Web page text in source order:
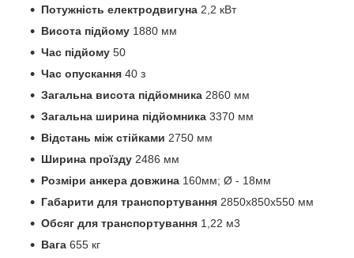
Потужність електродвигуна 2,2 кВт
Висота підйому 1880 мм
Час підйому 50
Час опускання 40 з
Загальна висота підйомника 2860 мм
Загальна ширина підйомника 3370 мм
Відстань між стійками 2750 мм
Ширина проїзду 2486 мм
Розміри анкера довжина 160мм; Ø - 18мм
Габарити для транспортування 2850х850х550 мм
Обсяг для транспортування 1,22 м3
Вага 655 кг